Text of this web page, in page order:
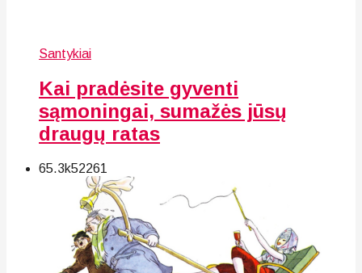
Santykiai
Kai pradėsite gyventi
sąmoningai, sumažės jūsų
draugų ratas
65.3k52261